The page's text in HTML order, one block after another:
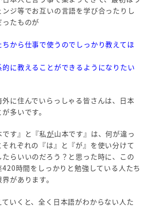
ジ等でお互いの言語を学び合ったりし
たものが
から仕事で使うのでしっかり教えてほ
に教えることができるようになりたい
に住んでいらっしゃる皆さんは、日本
多いです。
です』と『私が山本です』は、何が違っ
れぞれの『は』と『が』を使い分けて
らいいのだろう？と思った時に、この
時間をしっかりと勉強している人たち
があります。
いくと、全く日本語がわからない人た